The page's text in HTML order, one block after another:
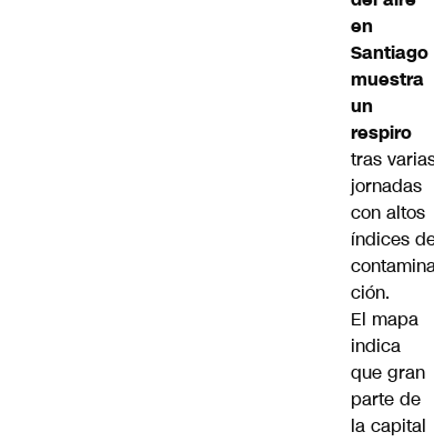
en
Santiago
muestra
un
respiro
tras
jornadas
con altos
índices
ción.
El mapa
indica
que gran
parte de
la capital